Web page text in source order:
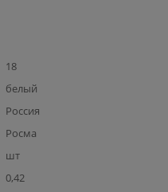
18
белый
Россия
Росма
шт
0,42